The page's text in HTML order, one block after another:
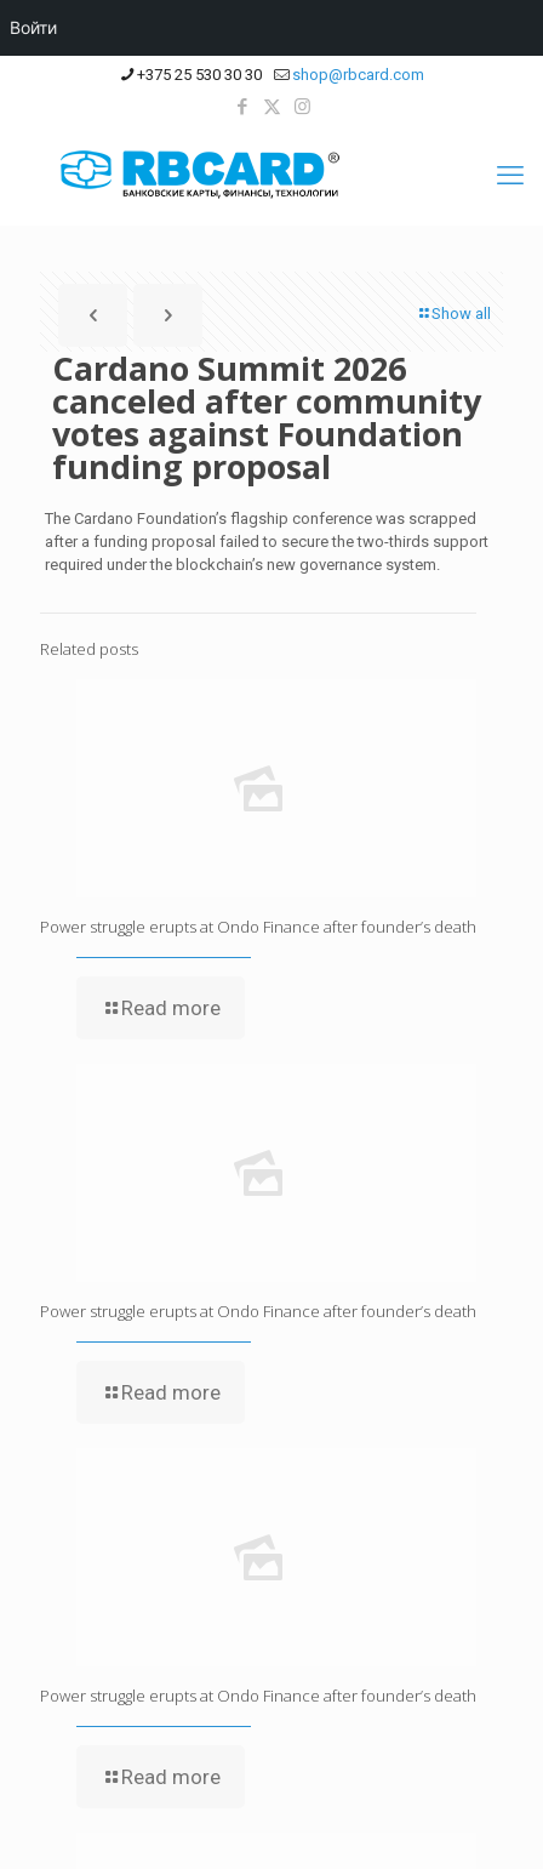
+375 25 530 30 30 shop@rbcard.com
Show all
Cardano Summit 2026
canceled after community
votes against Foundation
funding proposal
The Cardano Foundation’s flagship conference was scrapped
after a funding proposal failed to secure the two-thirds support
required under the blockchain’s new governance system.
Related posts
Power struggle erupts at Ondo Finance after founder’s death
Read more
Power struggle erupts at Ondo Finance after founder’s death
Read more
Power struggle erupts at Ondo Finance after founder’s death
Read more
Войти